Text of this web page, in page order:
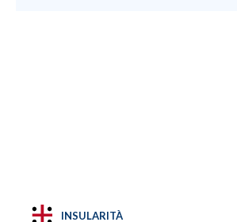
INSULARITÀ